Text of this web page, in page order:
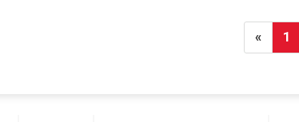
« 1